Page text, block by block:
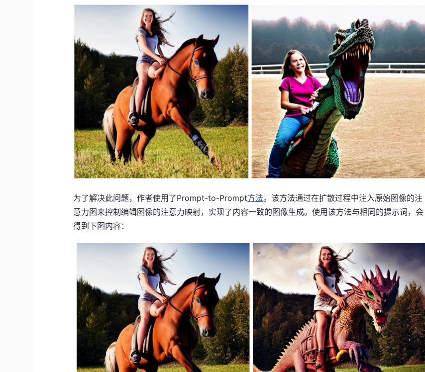
为了解决此问题，作者使用了Prompt-to-Prompt方法。该方法通过在扩散过程中注入原始图像的注
意力图来控制编辑图像的注意力映射，实现了内容一致的图像生成。使用该方法与相同的提示词，会
得到下图内容：